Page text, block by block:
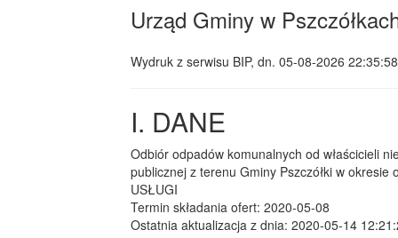
Urząd Gminy w
Wydruk z serwisu BIP, dn. 05-08-2026 22:35:58
I. DANE
Odbiór odpadów komunalnych od właścicieli
publicznej z terenu Gminy Pszczółki w
USŁUGI
Termin składania ofert: 2020-05-08
Ostatnia aktualizacja z dnia: 2020-05-14